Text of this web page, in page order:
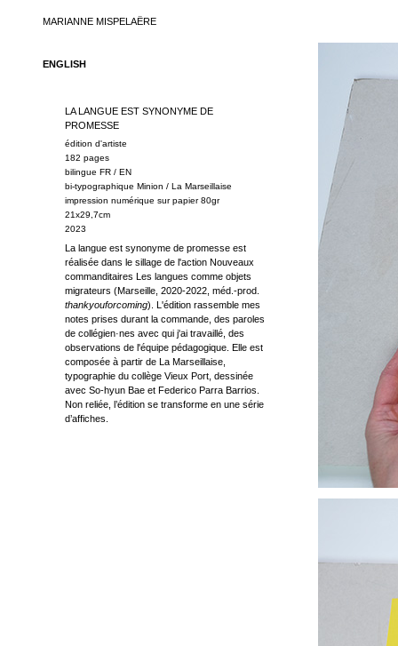
MARIANNE MISPELAËRE
ENGLISH
LA LANGUE EST SYNONYME DE
PROMESSE
édition d'artiste
182 pages
bilingue FR / EN
bi-typographique Minion / La Marseillaise
impression numérique sur papier 80gr
21x29,7cm
2023
La langue est synonyme de promesse est
réalisée dans le sillage de l'action Nouveaux
commanditaires Les langues comme objets
migrateurs (Marseille, 2020-2022, méd.-prod.
thankyouforcoming) . L'édition rassemble mes
notes prises durant la commande, des paroles
de collégien·nes avec qui j'ai travaillé, des
observations de l'équipe pédagogique. Elle est
composée à partir de La Marseillaise,
typographie du collège Vieux Port , dessinée
avec So-hyun Bae et Federico Parra Barrios.
Non reliée, l’édition se transforme en une série
d’affiches.